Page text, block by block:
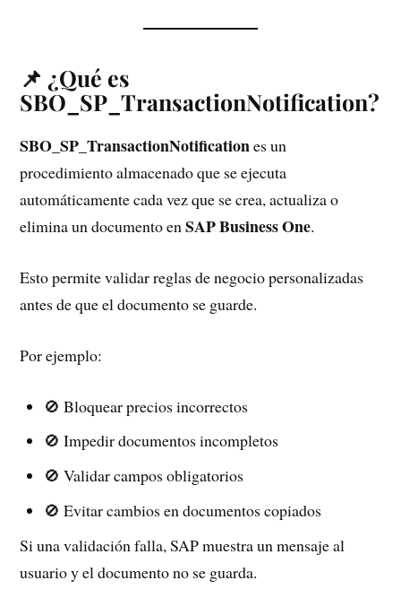
📌 ¿Qué es
SBO_SP_TransactionNotification?
SBO_SP_TransactionNotificationes un
procedimiento almacenado que se ejecuta
automáticamente cada vez que se crea, actualiza o
elimina un documento enSAP Business One.
Esto permite validar reglas de negocio personalizadas
antes de que el documento se guarde.
Por ejemplo:
🚫 Bloquear precios incorrectos
🚫 Impedir documentos incompletos
🚫 Validar campos obligatorios
🚫 Evitar cambios en documentos copiados
Si una validación falla, SAP muestra un mensaje al
usuario y el documento no se guarda.